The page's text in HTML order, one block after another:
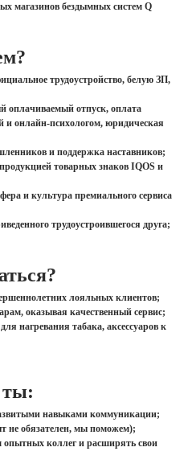
магазинов бездымных систем Q
трудоустройство, белую ЗП,
оплачиваемый отпуск, оплата
онлайн-психологом, юридическая
и поддержка наставников;
товарных знаков IQOS и
и культура премиального сервиса
трудоустроившегося друга;
лояльных клиентов;
оказывая качественный сервис;
нагревания табака, аксессуаров к
навыками коммуникации;
не обязателен, мы поможем);
опытных коллег и расширять свои